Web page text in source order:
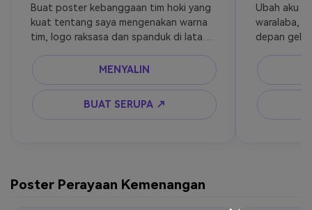
Buat poster kebanggaan tim hoki yang
kuat tentang saya mengenakan warna
tim, logo raksasa dan spanduk di latar
pencahayaan arena yang berani, gaya
poster editorial olahraga sinematik.
MENYALIN
BUAT SERUPA ↗
Ubah aku
waralaba,
depan
yang
fotografi
Poster Perayaan Kemenangan